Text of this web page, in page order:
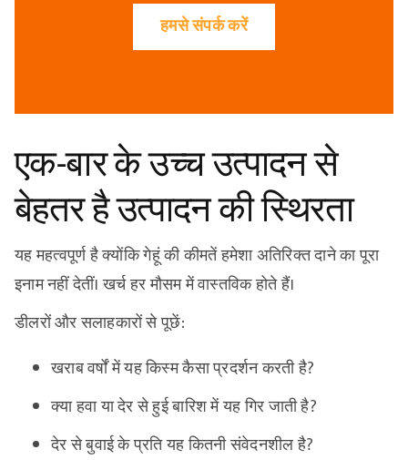
हमसे संपर्क करें
एक-बार के उच्च उत्पादन से
बेहतर है उत्पादन की स्थिरता
यह महत्वपूर्ण है क्योंकि गेहूं की कीमतें हमेशा अतिरिक्त दाने का पूरा
इनाम नहीं देतीं। खर्च हर मौसम में वास्तविक होते हैं।
डीलरों और सलाहकारों से पूछें:
खराब वर्षों में यह किस्म कैसा प्रदर्शन करती है?
क्या हवा या देर से हुई बारिश में यह गिर जाती है?
देर से बुवाई के प्रति यह कितनी संवेदनशील है?